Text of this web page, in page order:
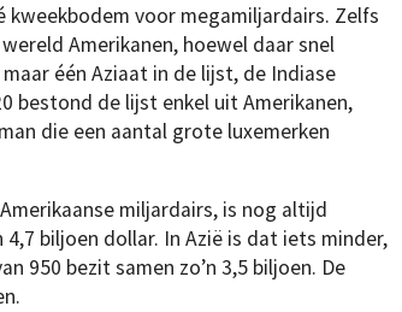
voor megamiljardairs. Zelfs
Amerikanen, hoewel daar snel
één Aziaat in de lijst, de Indiase
bestond de lijst enkel uit Amerikanen,
die een aantal grote luxemerken
miljardairs, is nog altijd
biljoen dollar. In Azië is dat iets minder,
950 bezit samen zo’n 3,5 biljoen. De